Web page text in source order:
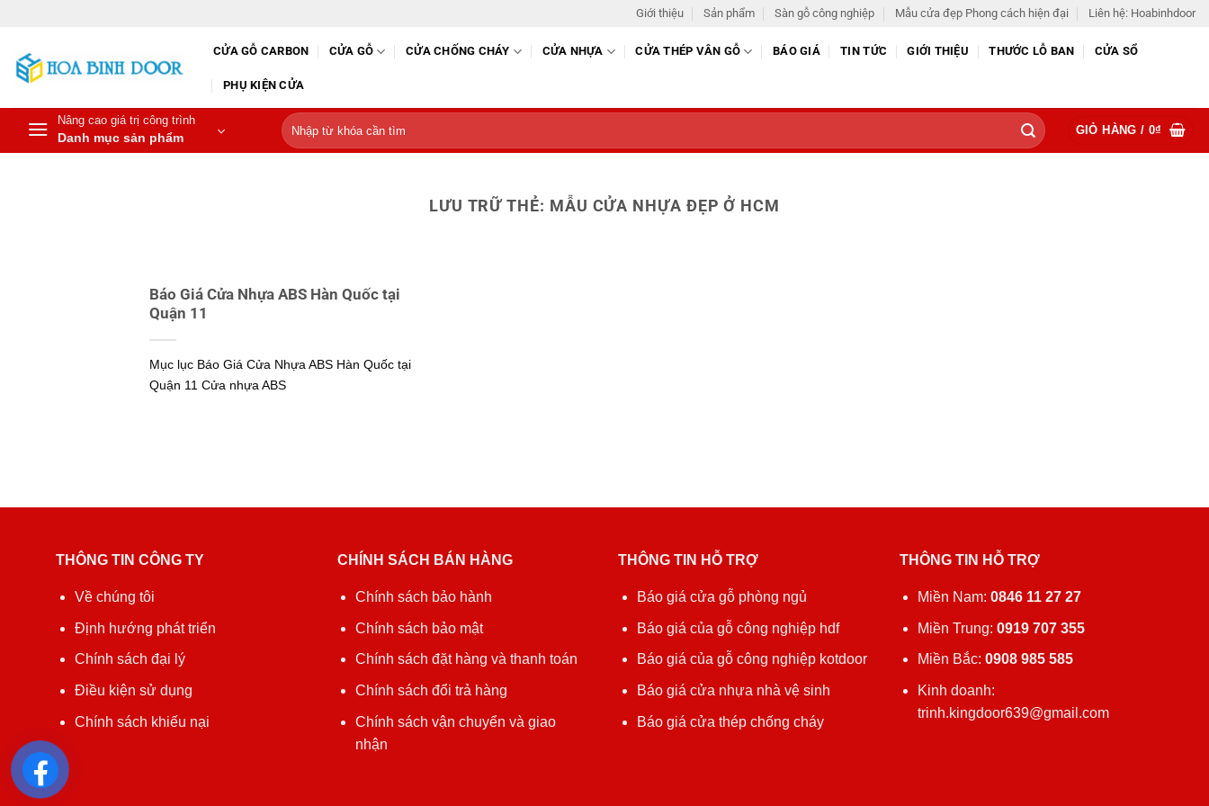
nội
dung
Giới thiệu Sản phẩm Sàn gỗ công nghiệp Mẫu cửa đẹp Phong cách hiện đại Liên hệ: Hoabinhdoor
CỬA GỖ CARBON CỬA GỖ CỬA CHỐNG CHÁY CỬA NHỰA CỬA THÉP VÂN GỖ BÁO GIÁ TIN TỨC GIỚI THIỆU THƯỚC LỖ BAN CỬA SỔ
PHỤ KIỆN CỬA
Nâng cao giá trị công trình
Danh mục sản phẩm
Tìm
kiếm:
GIỎ HÀNG / 0₫
LƯU TRỮ THẺ: MẪU CỬA NHỰA ĐẸP Ở HCM
Báo Giá Cửa Nhựa ABS Hàn Quốc tại
Quận 11
Mục lục Báo Giá Cửa Nhựa ABS Hàn Quốc tại
Quận 11 Cửa nhựa ABS
THÔNG TIN CÔNG TY
Về chúng tôi
Định hướng phát triển
Chính sách đại lý
Điều kiện sử dụng
Chính sách khiếu nại
CHÍNH SÁCH BÁN HÀNG
Chính sách bảo hành
Chính sách bảo mật
Chính sách đặt hàng và thanh toán
Chính sách đổi trả hàng
Chính sách vận chuyển và giao
nhận
THÔNG TIN HỖ TRỢ
Báo giá cửa gỗ phòng ngủ
Báo giá của gỗ công nghiệp hdf
Báo giá của gỗ công nghiệp kotdoor
Báo giá cửa nhựa nhà vệ sinh
Báo giá cửa thép chống cháy
THÔNG TIN HỖ TRỢ
Miền Nam:0846 11 27 27
Miền Trung:0919 707 355
Miền Bắc:0908 985 585
Kinh doanh:
trinh.kingdoor639@gmail.com